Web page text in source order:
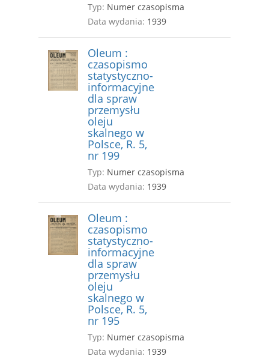
Typ: Numer czasopisma
Data wydania: 1939
Oleum :
czasopismo
statystyczno-
informacyjne
dla spraw
przemysłu
oleju
skalnego w
Polsce, R. 5,
nr 199
Typ: Numer czasopisma
Data wydania: 1939
Oleum :
czasopismo
statystyczno-
informacyjne
dla spraw
przemysłu
oleju
skalnego w
Polsce, R. 5,
nr 195
Typ: Numer czasopisma
Data wydania: 1939